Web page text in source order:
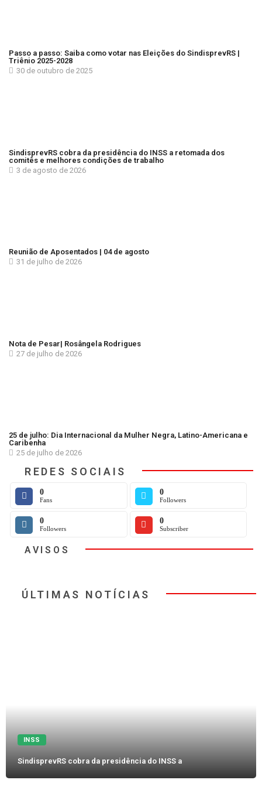
Passo a passo: Saiba como votar nas Eleições do SindisprevRS |
Triênio 2025-2028
30 de outubro de 2025
SindisprevRS cobra da presidência do INSS a retomada dos
comitês e melhores condições de trabalho
3 de agosto de 2026
Reunião de Aposentados | 04 de agosto
31 de julho de 2026
Nota de Pesar| Rosângela Rodrigues
27 de julho de 2026
25 de julho: Dia Internacional da Mulher Negra, Latino-Americana e
Caribenha
25 de julho de 2026
REDES SOCIAIS
0
Fans
0
Followers
0
Followers
0
Subscriber
AVISOS
ÚLTIMAS NOTÍCIAS
INSS
SindisprevRS cobra da presidência do INSS a